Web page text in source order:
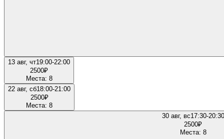
13 авг, чт19:00-22:00
2500₽
Места: 8
22 авг, сб18:00-21:00
2500₽
Места: 8
30 авг, вс17:30-20:30
2500₽
Места: 8